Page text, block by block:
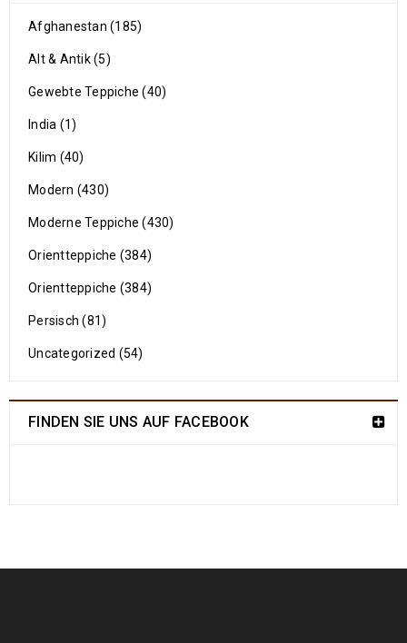
Afghanestan (185)
Alt & Antik (5)
Gewebte Teppiche (40)
India (1)
Kilim (40)
Modern (430)
Moderne Teppiche (430)
Orientteppiche (384)
Orientteppiche (384)
Persisch (81)
Uncategorized (54)
FINDEN SIE UNS AUF FACEBOOK